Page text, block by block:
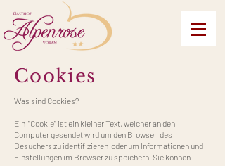
Cookies
Was sind Cookies?
Ein "Cookie" ist ein kleiner Text, welcher an den
Computer gesendet wird um den Browser des
Besuchers zu identifizieren oder um Informationen und
Einstellungen im Browser zu speichern. Sie können